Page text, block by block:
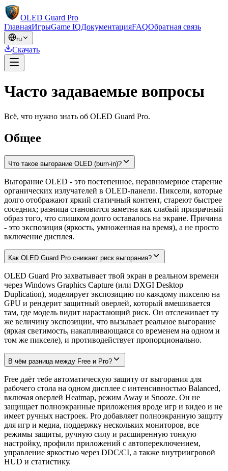
OLED Guard Pro
ГлавнаяИгрыGame IQДокументацияFAQОбратная связь
ru
Скачать
Часто задаваемые вопросы
Всё, что нужно знать об OLED Guard Pro.
Общее
Что такое выгорание OLED (burn-in)?
Выгорание OLED - это постепенное, неравномерное старение
органических излучателей в OLED-панели. Пиксели, которые
долго отображают яркий статичный контент, стареют быстрее
соседних; разница становится заметна как слабый призрачный
образ того, что слишком долго оставалось на экране. Причина
- это экспозиция (яркость, умноженная на время), а не просто
включение дисплея.
Как OLED Guard Pro снижает риск выгорания?
OLED Guard Pro захватывает твой экран в реальном времени
через Windows Graphics Capture (или DXGI Desktop
Duplication), моделирует экспозицию по каждому пикселю на
GPU и рендерит защитный оверлей, который вмешивается
там, где модель видит нарастающий риск. Он отслеживает ту
же величину экспозиции, что вызывает реальное выгорание
(яркая светимость, накапливающаяся со временем на одном и
том же пикселе), и противодействует пропорционально.
В чём разница между Free и Pro?
Free даёт тебе автоматическую защиту от выгорания для
рабочего стола на одном дисплее с интенсивностью Balanced,
включая оверлей Heatmap, режим Away и Snooze. Он не
защищает полноэкранные приложения вроде игр и видео и не
имеет ручных настроек. Pro добавляет полноэкранную защиту
для игр и медиа, поддержку нескольких мониторов, все
режимы защиты, ручную силу и расширенную тонкую
настройку, профили приложений с автопереключением,
управление яркостью через DDC/CI, а также внутриигровой
HUD и статистику.